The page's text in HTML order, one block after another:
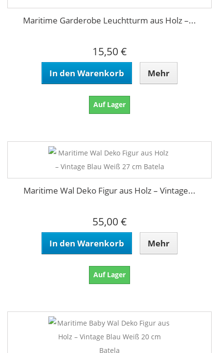
Maritime Garderobe Leuchtturm aus Holz –...
15,50 €
In den Warenkorb Mehr
Auf Lager
Maritime Wal Deko Figur aus Holz – Vintage...
55,00 €
In den Warenkorb Mehr
Auf Lager